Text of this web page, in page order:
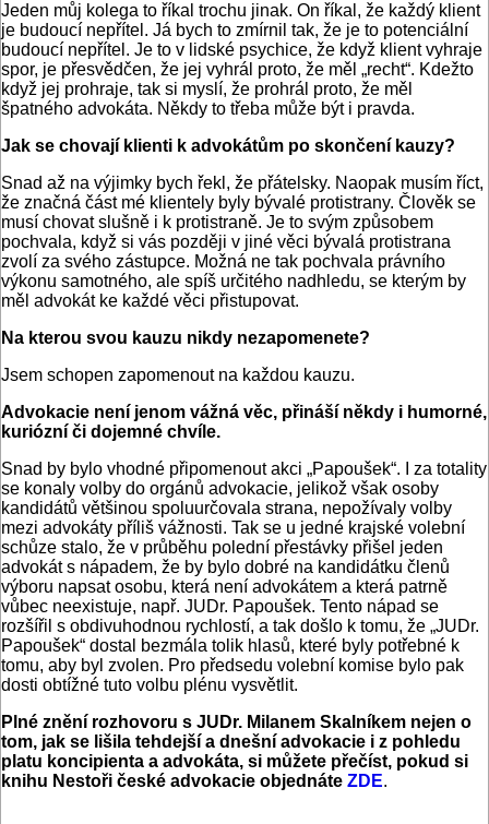
Jeden můj kolega to říkal trochu jinak. On říkal, že každý klient
je budoucí nepřítel. Já bych to zmírnil tak, že je to potenciální
budoucí nepřítel. Je to v lidské psychice, že když klient vyhraje
spor, je přesvědčen, že jej vyhrál proto, že měl „recht“. Kdežto
když jej prohraje, tak si myslí, že prohrál proto, že měl
špatného advokáta. Někdy to třeba může být i pravda.
Jak se chovají klienti k advokátům po skončení kauzy?
Snad až na výjimky bych řekl, že přátelsky. Naopak musím říct,
že značná část mé klientely byly bývalé protistrany. Člověk se
musí chovat slušně i k protistraně. Je to svým způsobem
pochvala, když si vás později v jiné věci bývalá protistrana
zvolí za svého zástupce. Možná ne tak pochvala právního
výkonu samotného, ale spíš určitého nadhledu, se kterým by
měl advokát ke každé věci přistupovat.
Na kterou svou kauzu nikdy nezapomenete?
Jsem schopen zapomenout na každou kauzu.
Advokacie není jenom vážná věc, přináší někdy i humorné,
kuriózní či dojemné chvíle.
Snad by bylo vhodné připomenout akci „Papoušek“. I za totality
se konaly volby do orgánů advokacie, jelikož však osoby
kandidátů většinou spoluurčovala strana, nepožívaly volby
mezi advokáty příliš vážnosti. Tak se u jedné krajské volební
schůze stalo, že v průběhu polední přestávky přišel jeden
advokát s nápadem, že by bylo dobré na kandidátku členů
výboru napsat osobu, která není advokátem a která patrně
vůbec neexistuje, např. JUDr. Papoušek. Tento nápad se
rozšířil s obdivuhodnou rychlostí, a tak došlo k tomu, že „JUDr.
Papoušek“ dostal bezmála tolik hlasů, které byly potřebné k
tomu, aby byl zvolen. Pro předsedu volební komise bylo pak
dosti obtížné tuto volbu plénu vysvětlit.
Plné znění rozhovoru s JUDr. Milanem Skalníkem nejen o
tom, jak se lišila tehdejší a dnešní advokacie i z pohledu
platu koncipienta a advokáta, si můžete přečíst, pokud si
knihu Nestoři české advokacie objednáte ZDE.